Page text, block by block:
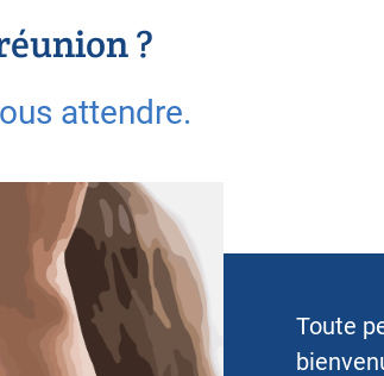
?
attendre.
Toute